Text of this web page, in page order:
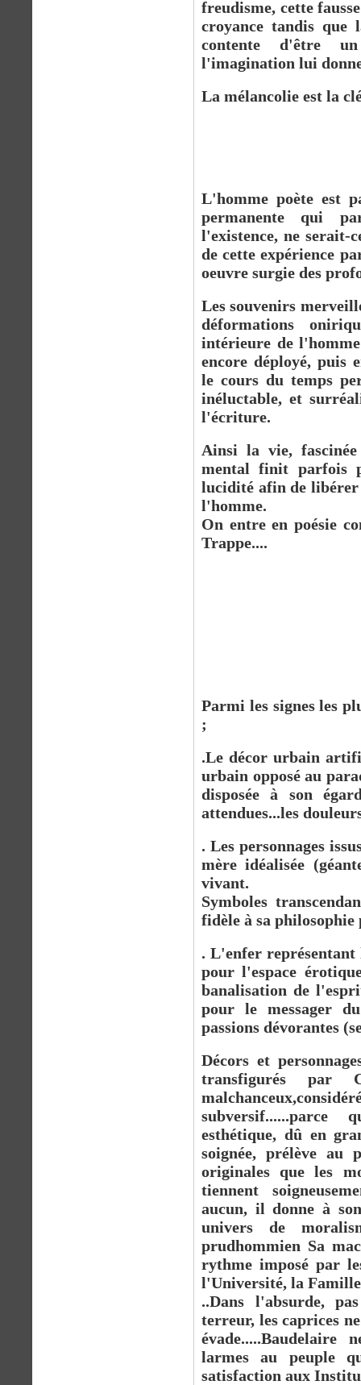
freudisme, cette
croyance tandis que
contente d'être
l'imagination lui
La mélancolie est la
L'homme poète est
permanente qui
l'existence, ne serait-
de cette expérience
oeuvre surgie des
Les souvenirs
déformations
intérieure de
encore déployé, puis
le cours du temps
inéluctable, et
l'écriture.
Ainsi la vie,
mental finit parfois
lucidité afin de libérer
l'homme.
On entre en poésie
Trappe....
Parmi les signes les
;
.Le décor urbain
urbain opposé au
disposée à son
attendues...les
. Les personnages
mère idéalisée
vivant.
Symboles
fidèle à sa
. L'enfer représentant
pour l'espace
banalisation de
pour le messager
passions dévorantes
Décors et
transfigurés par
subversif......parce
esthétique, dû en
soignée, prélève au
originales que les
tiennent
aucun, il donne à
univers de
prudhommien Sa
rythme imposé par
l'Université, la
..Dans l'absurde,
terreur, les caprices
larmes au peuple
satisfaction aux